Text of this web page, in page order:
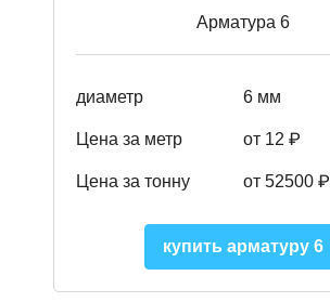
Арматура 6
диаметр 6 мм
Цена за метр от 12 ₽
Цена за тонну от 52500 ₽
купить арматуру 6